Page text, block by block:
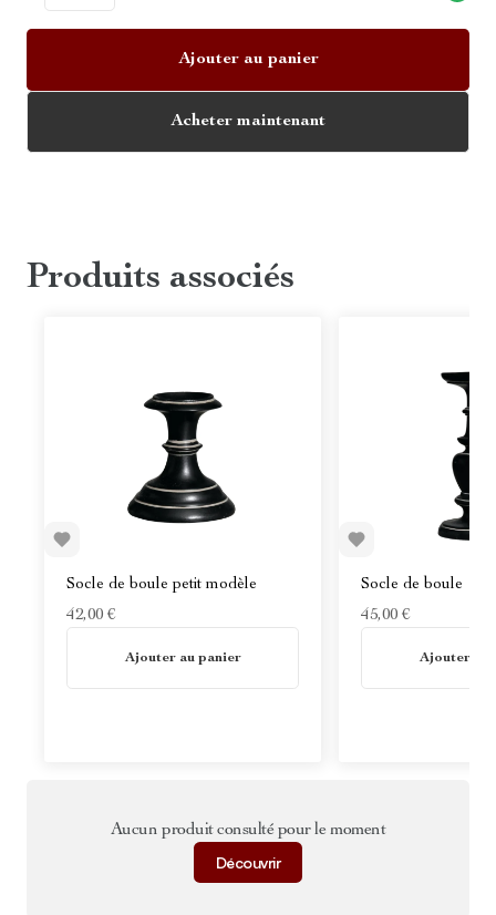
Ajouter au panier
Acheter maintenant
Produits associés
Socle de boule petit modèle
42,00 €
Ajouter au panier
Socle de boule
45,00 €
Ajouter au
Aucun produit consulté pour le moment
Découvrir